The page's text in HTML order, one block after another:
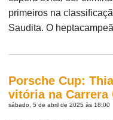
primeiros na
Saudita. O
Porsche Cup:
vitória na Carrera
sábado, 5 de abril de 2025 às 18:00